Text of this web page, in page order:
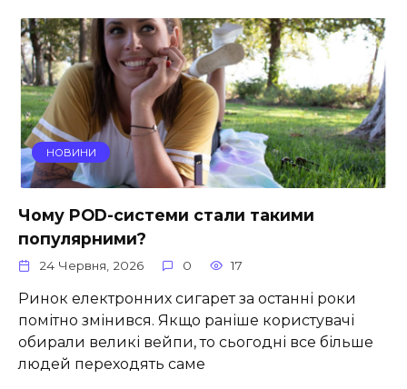
НОВИНИ
Чому POD-системи стали такими
популярними?
24 Червня, 2026 0 17
Ринок електронних сигарет за останні роки
помітно змінився. Якщо раніше користувачі
обирали великі вейпи, то сьогодні все більше
людей переходять саме